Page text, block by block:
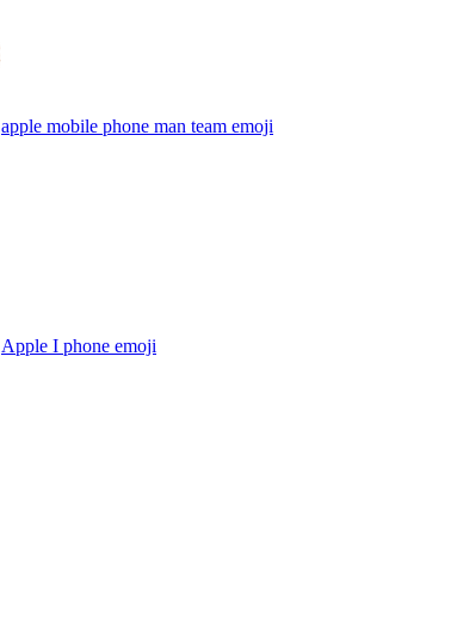
apple mobile phone man team emoji
Apple I phone emoji